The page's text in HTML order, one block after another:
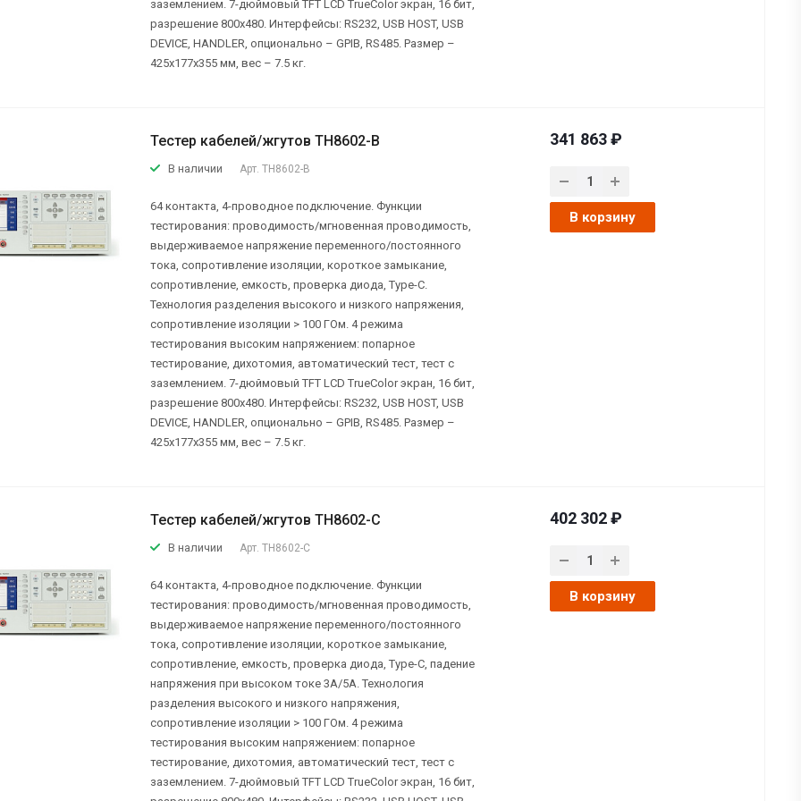
заземлением. 7-дюймовый TFT LCD TrueColor экран, 16 бит,
разрешение 800х480. Интерфейсы: RS232, USB HOST, USB
DEVICE, HANDLER, опционально – GPIB, RS485. Размер –
425x177x355 мм, вес – 7.5 кг.
Тестер кабелей/жгутов TH8602-B
В наличии Арт. TH8602-B
64 контакта, 4-проводное подключение. Функции
тестирования: проводимость/мгновенная проводимость,
выдерживаемое напряжение переменного/постоянного
тока, сопротивление изоляции, короткое замыкание,
сопротивление, емкость, проверка диода, Type-C.
Технология разделения высокого и низкого напряжения,
сопротивление изоляции > 100 ГОм. 4 режима
тестирования высоким напряжением: попарное
тестирование, дихотомия, автоматический тест, тест с
заземлением. 7-дюймовый TFT LCD TrueColor экран, 16 бит,
разрешение 800х480. Интерфейсы: RS232, USB HOST, USB
DEVICE, HANDLER, опционально – GPIB, RS485. Размер –
425x177x355 мм, вес – 7.5 кг.
341 863 ₽
В корзину
Тестер кабелей/жгутов TH8602-C
В наличии Арт. TH8602-C
64 контакта, 4-проводное подключение. Функции
тестирования: проводимость/мгновенная проводимость,
выдерживаемое напряжение переменного/постоянного
тока, сопротивление изоляции, короткое замыкание,
сопротивление, емкость, проверка диода, Type-C, падение
напряжения при высоком токе 3А/5А. Технология
разделения высокого и низкого напряжения,
сопротивление изоляции > 100 ГОм. 4 режима
тестирования высоким напряжением: попарное
тестирование, дихотомия, автоматический тест, тест с
заземлением. 7-дюймовый TFT LCD TrueColor экран, 16 бит,
402 302 ₽
В корзину